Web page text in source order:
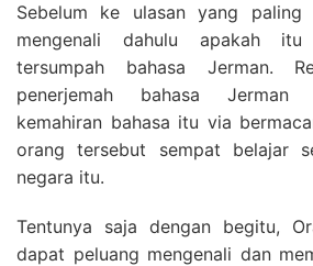
Sebelum ke ulasan yang
mengenali dahulu apakah itu
tersumpah bahasa Jerman.
penerjemah bahasa Jerman
kemahiran bahasa itu via
orang tersebut sempat belajar
negara itu.
Tentunya saja dengan begitu,
dapat peluang mengenali dan